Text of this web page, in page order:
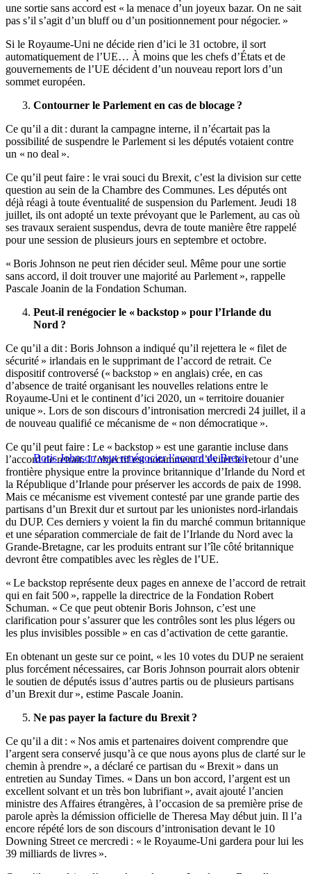
une sortie sans accord est « la menace d’un joyeux bazar. On ne sait
pas s’il s’agit d’un bluff ou d’un positionnement pour négocier. »
Si le Royaume-Uni ne décide rien d’ici le 31 octobre, il sort
automatiquement de l’UE… À moins que les chefs d’États et de
gouvernements de l’UE décident d’un nouveau report lors d’un
sommet européen.
Contourner le Parlement en cas de blocage ?
Ce qu’il a dit : durant la campagne interne, il n’écartait pas la
possibilité de suspendre le Parlement si les députés votaient contre
un « no deal ».
Ce qu’il peut faire : le vrai souci du Brexit, c’est la division sur cette
question au sein de la Chambre des Communes. Les députés ont
déjà réagi à toute éventualité de suspension du Parlement. Jeudi 18
juillet, ils ont adopté un texte prévoyant que le Parlement, au cas où
ses travaux seraient suspendus, devra de toute manière être rappelé
pour une session de plusieurs jours en septembre et octobre.
« Boris Johnson ne peut rien décider seul. Même pour une sortie
sans accord, il doit trouver une majorité au Parlement », rappelle
Pascale Joanin de la Fondation Schuman.
Peut-il renégocier le « backstop » pour l’Irlande du
Nord ?
Ce qu’il a dit : Boris Johnson a indiqué qu’il rejettera le « filet de
sécurité » irlandais en le supprimant de l’accord de retrait. Ce
dispositif controversé (« backstop » en anglais) crée, en cas
d’absence de traité organisant les nouvelles relations entre le
Royaume-Uni et le continent d’ici 2020, un « territoire douanier
unique ». Lors de son discours d’intronisation mercredi 24 juillet, il a
de nouveau qualifié ce mécanisme de « non démocratique ».
Boris Johnson veut renégocier l’accord de Brexit
Ce qu’il peut faire : Le « backstop » est une garantie incluse dans
l’accord de retrait. L’objectif est notamment d’éviter le retour d’une
frontière physique entre la province britannique d’Irlande du Nord et
la République d’Irlande pour préserver les accords de paix de 1998.
Mais ce mécanisme est vivement contesté par une grande partie des
partisans d’un Brexit dur et surtout par les unionistes nord-irlandais
du DUP. Ces derniers y voient la fin du marché commun britannique
et une séparation commerciale de fait de l’Irlande du Nord avec la
Grande-Bretagne, car les produits entrant sur l’île côté britannique
devront être compatibles avec les règles de l’UE.
« Le backstop représente deux pages en annexe de l’accord de retrait
qui en fait 500 », rappelle la directrice de la Fondation Robert
Schuman. « Ce que peut obtenir Boris Johnson, c’est une
clarification pour s’assurer que les contrôles sont les plus légers ou
les plus invisibles possible » en cas d’activation de cette garantie.
En obtenant un geste sur ce point, « les 10 votes du DUP ne seraient
plus forcément nécessaires, car Boris Johnson pourrait alors obtenir
le soutien de députés issus d’autres partis ou de plusieurs partisans
d’un Brexit dur », estime Pascale Joanin.
Ne pas payer la facture du Brexit ?
Ce qu’il a dit : « Nos amis et partenaires doivent comprendre que
l’argent sera conservé jusqu’à ce que nous ayons plus de clarté sur le
chemin à prendre », a déclaré ce partisan du « Brexit » dans un
entretien au Sunday Times. « Dans un bon accord, l’argent est un
excellent solvant et un très bon lubrifiant », avait ajouté l’ancien
ministre des Affaires étrangères, à l’occasion de sa première prise de
parole après la démission officielle de Theresa May début juin. Il l’a
encore répété lors de son discours d’intronisation devant le 10
Downing Street ce mercredi : « le Royaume-Uni gardera pour lui les
39 milliards de livres ».